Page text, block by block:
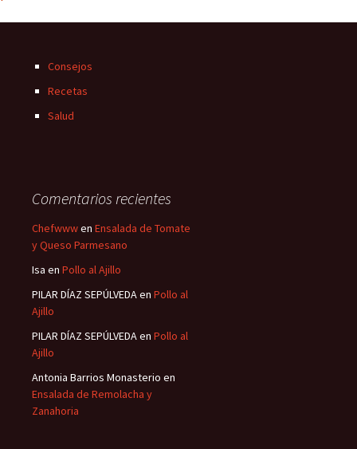
Consejos
Recetas
Salud
Comentarios recientes
Chefwwwen Ensalada de Tomate
y Queso Parmesano
Isa en Pollo al Ajillo
PILAR DÍAZ SEPÚLVEDAen Pollo al
Ajillo
PILAR DÍAZ SEPÚLVEDAen Pollo al
Ajillo
Antonia Barrios Monasterio en
Ensalada de Remolacha y
Zanahoria